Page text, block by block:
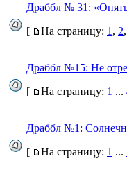
Драббл № 31:
[
На страницу: 1 , 2,
Драббл №15: Не
[
На страницу: 1 ...
Драббл №1:
[
На страницу: 1 ...